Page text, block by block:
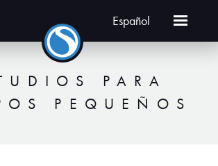
Español
PARA
PEQUEÑOS